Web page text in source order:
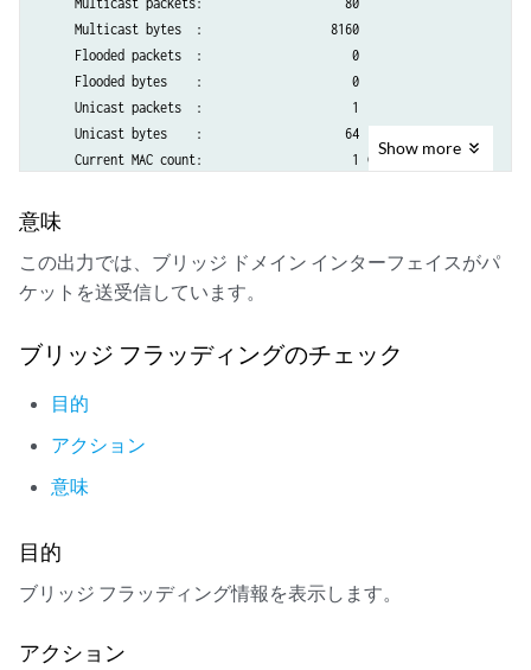
     Multicast bytes  :                  8160
     Flooded packets  :                     0
     Flooded bytes    :                     0
     Unicast packets  :                     1
     Unicast bytes    :                    64
     Current MAC count:                     1 (Limit 1024)
     Broadcast packets:                     0
     Broadcast bytes  :                     0
     Multicast packets:                    80
     Multicast bytes  :                  8160
     Flooded bytes    :                    74
     Unicast packets  :                    52
     Unicast bytes    :                  4332
   Local interface: ge-2/0/1.0, Index: 196613
     Broadcast bytes  :                   128
     Multicast bytes  :                     0
     Flooded bytes    :                    93
     Unicast bytes    :                  4249
Show more
意味
この出力では、ブリッジ ドメイン インターフェイスがパ
ケットを送受信しています。
ブリッジ フラッディングのチェック
目的
アクション
意味
目的
ブリッジ フラッディング情報を表示します。
アクション